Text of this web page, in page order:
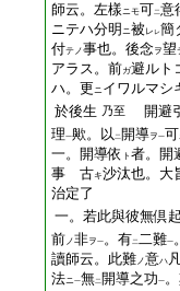
師云。左樣ニモ可二意
ニテハ分明 ニ被 レ レ簡
付テノ事也。後念ヲ望
アラス。前ガ避ルト
ハ。更ニイワルマシ
於後生 乃至
開避
理一歟。以 二 開導ヲ一可
一。開導依 ト 者。開
事 古キ沙汰也。大
治定了
一。若此與彼無倶
前ノ非ヲ一。有二二難一
讀師云。此難ノ意ハ
法ニ一無二 開導之功一